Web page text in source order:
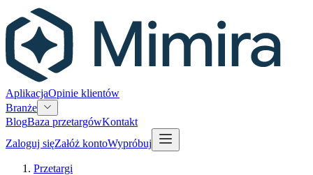
AplikacjaOpinie klientów
Branże
BlogBaza przetargówKontakt
Zaloguj sięZałóż kontoWypróbuj
Przetargi